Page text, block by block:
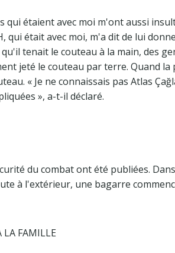
qui étaient avec moi m'ont aussi
qui était avec moi, m'a dit de lui
tenait le couteau à la main, des
jeté le couteau par terre. Quand la
« Je ne connaissais pas Atlas
», a-t-il déclaré.
du combat ont été publiées.
à l'extérieur, une bagarre
LA FAMILLE